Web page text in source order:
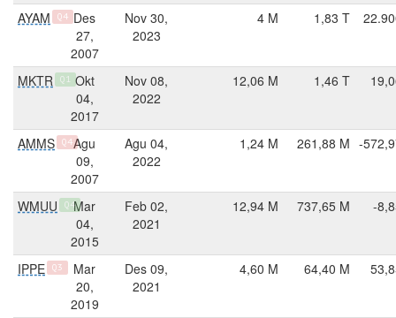
AYAM Q4
Des
27,
2007
Nov 30,
2023
4 M 1,83 T
MKTR Q1
Okt
04,
2017
Nov 08,
2022
12,06 M 1,46 T
AMMS Q4Agu
09,
2007
Agu 04,
2022
1,24 M 261,88 M -
WMUU Q4Mar
04,
2015
Feb 02,
2021
12,94 M 737,65 M -
IPPE Q3
Mar
20,
2019
Des 09,
2021
4,60 M 64,40 M